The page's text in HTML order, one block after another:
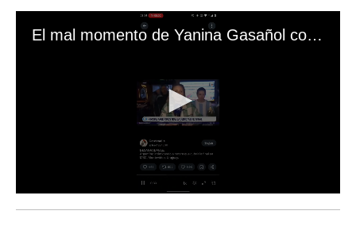
El mal momento de Yanina Gasañol con un hincha argentino en "Subrayado"
s